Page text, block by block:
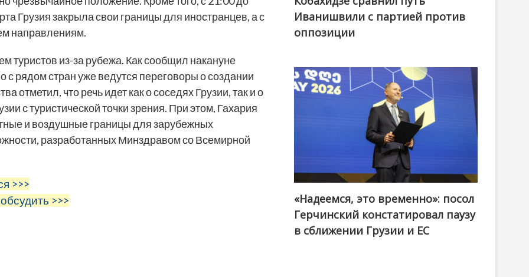
Грузия закрыла свои границы для иностранцев, а с
направлениям.
туристов из-за рубежа. Как сообщил накануне
с рядом стран уже ведутся переговоры о создании
отметил, что речь идет как о соседях Грузии, так и о
с туристической точки зрения. При этом, Гахария
и воздушные границы для зарубежных
разработанных Минздравом со Всемирной
>>>
>>>
Иванишвили с партией против
оппозиции
«Надеемся, это временно»: посол
Герчинский констатировал паузу
в сближении Грузии и ЕС